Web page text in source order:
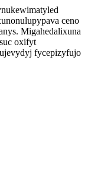
ceno
Migahedalixuna
oxifyt
fycepizyfujo